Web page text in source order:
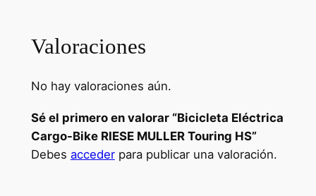
Valoraciones
No hay valoraciones aún.
Sé el primero en valorar “Bicicleta Eléctrica
Cargo-Bike RIESE MULLER Touring HS”
Debes accederpara publicar una valoración.